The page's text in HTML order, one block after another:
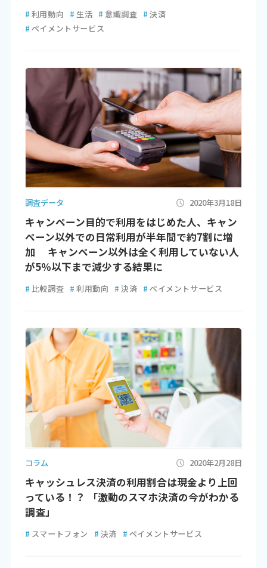
# 利用動向 # 生活 # 意識調査 # 決済
# ペイメントサービス
調査データ 2020年3月18日
キャンペーン目的で利用をはじめた人、キャン
ペーン以外での日常利用が半年間で約7割に増
加 キャンペーン以外は全く利用していない人
が5％以下まで減少する結果に
# 比較調査 # 利用動向 # 決済 # ペイメントサービス
コラム 2020年2月28日
キャッシュレス決済の利用割合は現金より上回
っている！？ 「激動のスマホ決済の今がわかる
調査」
# スマートフォン # 決済 # ペイメントサービス